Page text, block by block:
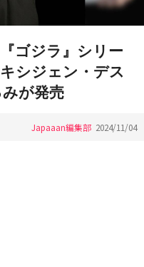
ゴジラ』シリー
シジェン・デス
が発売
Japaaan編集部 2024/11/04